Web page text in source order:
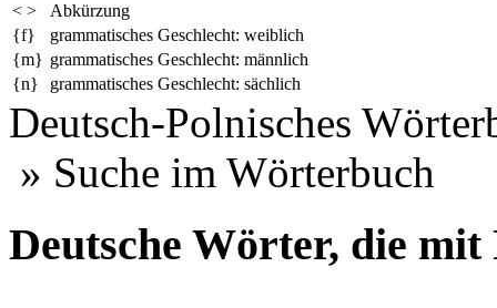
< >
Abkürzung
{f}
grammatisches Geschlecht: weiblich
{m} grammatisches Geschlecht: männlich
{n}
grammatisches Geschlecht: sächlich
Deutsch-Polnisches
» Suche im Wörterbuch
Deutsche Wörter, die mit